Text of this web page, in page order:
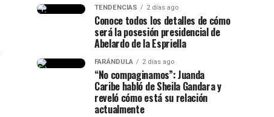
TENDENCIAS 2 días ago
Conoce todos los detalles de cómo
será la posesión presidencial de
Abelardo de la Espriella
FARÁNDULA 2 días ago
“No compaginamos”: Juanda
Caribe habló de Sheila Gandara y
reveló cómo está su relación
actualmente